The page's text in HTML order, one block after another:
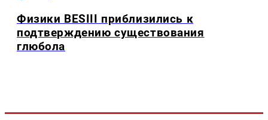
Физики BESIII приблизились к
подтверждению существования
глюбола